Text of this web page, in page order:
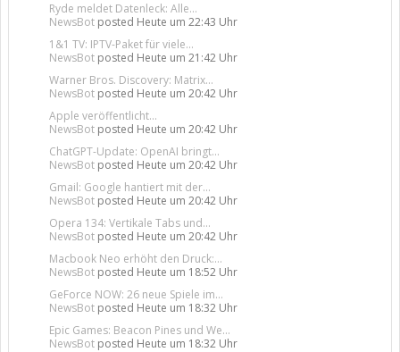
Ryde meldet Datenleck: Alle...
NewsBot posted Heute um 22:43 Uhr
1&1 TV: IPTV-Paket für viele...
NewsBot posted Heute um 21:42 Uhr
Warner Bros. Discovery: Matrix...
NewsBot posted Heute um 20:42 Uhr
Apple veröffentlicht...
NewsBot posted Heute um 20:42 Uhr
ChatGPT-Update: OpenAI bringt...
NewsBot posted Heute um 20:42 Uhr
Gmail: Google hantiert mit der...
NewsBot posted Heute um 20:42 Uhr
Opera 134: Vertikale Tabs und...
NewsBot posted Heute um 20:42 Uhr
Macbook Neo erhöht den Druck:...
NewsBot posted Heute um 18:52 Uhr
GeForce NOW: 26 neue Spiele im...
NewsBot posted Heute um 18:32 Uhr
Epic Games: Beacon Pines und We...
NewsBot posted Heute um 18:32 Uhr